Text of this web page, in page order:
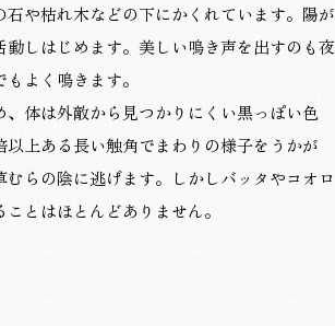
や枯れ木などの下にかくれています。陽が
しはじめます。美しい鳴き声を出すのも夜
よく鳴きます。
体は外敵から見つかりにくい黒っぽい色
以上ある長い触角でまわりの様子をうかが
らの陰に逃げます。しかしバッタやコオロ
とはほとんどありません。